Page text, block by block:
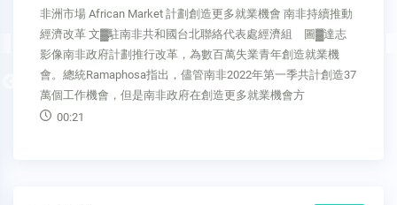
Previous
非洲市場 African Market 進口高度依賴南非 史國醞釀油價調漲
隱憂 文▓駐史瓦帝尼大使館經濟參事處 圖▓達志影像史國主
流平面媒體《史瓦帝尼觀察家報》（Eswatini Observer）及
《史瓦帝尼時報》（Times of Eswatini）報導，南非關閉部分
煉油廠後嚴重影響油品供應
00:33